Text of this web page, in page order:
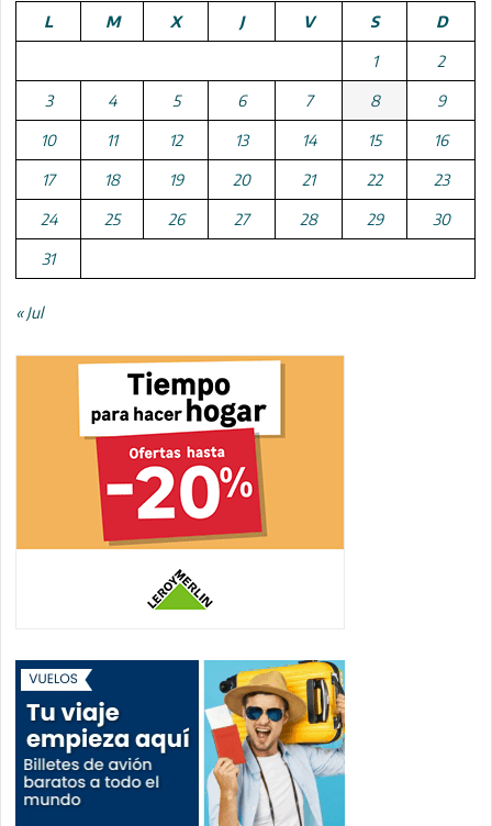
L
M X J V S D
1 2
3 4 5 6 7 8 9
10 11 12 13 14 15 16
17 18 19 20 21 22 23
24 25 26 27 28 29 30
31
« Jul